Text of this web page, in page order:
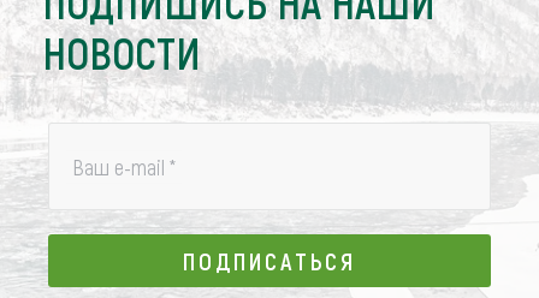
НОВОСТИ
Ваш e-mail *
ПОДПИСАТЬСЯ